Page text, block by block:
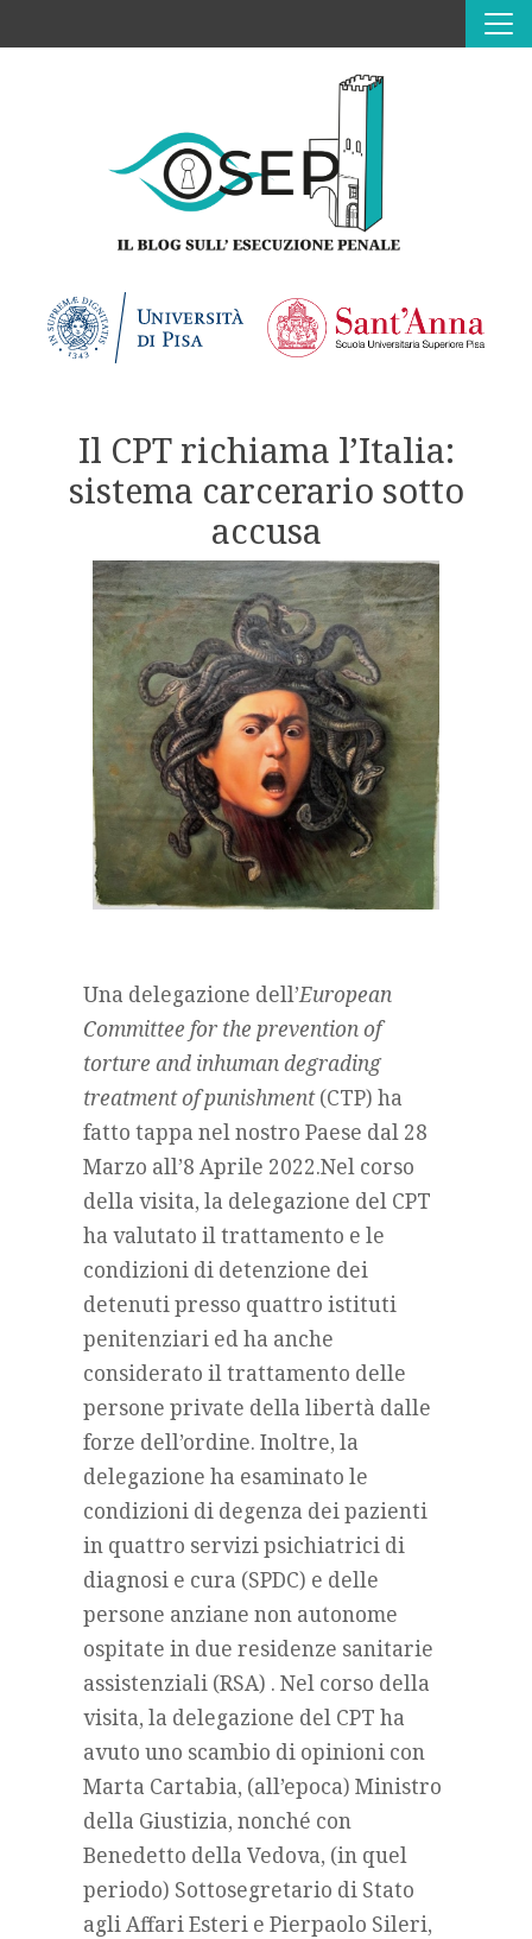
Il CPT richiama l’Italia:
sistema carcerario sotto
accusa
Una delegazione dell’European
Committee for the prevention of
torture and inhuman degrading
treatment of punishment(CTP) ha
fatto tappa nel nostro Paese dal 28
Marzo all’8 Aprile 2022.Nel corso
della visita, la delegazione del CPT
ha valutato il trattamento e le
condizioni di detenzione dei
detenuti presso quattro istituti
penitenziari ed ha anche
considerato il trattamento delle
persone private della libertà dalle
forze dell’ordine. Inoltre, la
delegazione ha esaminato le
condizioni di degenza dei pazienti
in quattro servizi psichiatrici di
diagnosi e cura (SPDC) e delle
persone anziane non autonome
ospitate in due residenze sanitarie
assistenziali (RSA) . Nel corso della
visita, la delegazione del CPT ha
avuto uno scambio di opinioni con
Marta Cartabia, (all’epoca) Ministro
della Giustizia, nonché con
Benedetto della Vedova, (in quel
periodo) Sottosegretario di Stato
agli Affari Esteri e Pierpaolo Sileri,